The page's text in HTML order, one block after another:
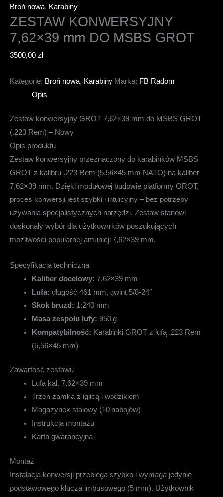
Broń nowa, Karabiny
ZESTAW KONWERSYJNY
7,62×39 mm DO MSBS GROT
3500,00 zł
Kategorie: Broń nowa, Karabiny Marka: FB Radom
Opis
Zestaw konwersyjny GROT 7,62×39 mm do MSBS GROT
(.223 Rem) – Nowy
Opis produktu
Zestaw konwersyjny przeznaczony do karabinków MSBS
GROT z kalibru .223 Rem (5,56×45 mm NATO) na kaliber
7,62×39 mm. Dzięki modułowej budowie platformy GROT,
proces konwersji jest szybki i intuicyjny – bez potrzeby
używania specjalistycznych narzędzi. Zestaw stanowi
doskonały wybór dla użytkowników poszukujących
możliwości popularnej amunicji 7,62×39 mm.
Specyfikacja techniczna
Kaliber docelowy: 7,62×39 mm
Lufa: długość 461 mm, gwint 5/8-24″
Skok bruzd: 1:240 mm
Masa zespołu lufy: 950 g
Kompatybilność: Karabinki GROT z lufą .223 Rem
(5,56×45 mm)
Zawartość zestawu
Lufa kal. 7,62×39 mm
Trzon zamka z iglicą i wodzikiem
Magazynek stalowy (10 nabojów)
Instrukcja montażu
Karta gwarancyjna
Montaż
Instalacja konwersji przebiega szybko i wymaga jedynie
podstawowego klucza imbusowego (5 mm). Użytkownik